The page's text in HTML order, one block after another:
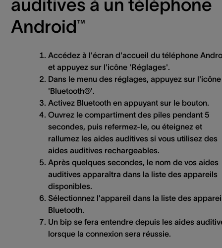
auditives à un téléphone
Android™
Accédez à l'écran d'accueil du téléphone
et appuyez sur l'icône 'Réglages'.
Dans le menu des réglages, appuyez sur l'icône
'Bluetooth®'.
Activez Bluetooth en appuyant sur le bouton.
Ouvrez le compartiment des piles pendant 5
secondes, puis refermez-le, ou éteignez et
rallumez les aides auditives si vous utilisez des
aides auditives rechargeables.
Après quelques secondes, le nom de vos aides
auditives apparaîtra dans la liste des appareils
disponibles.
Sélectionnez l'appareil dans la liste des
Bluetooth.
Un bip se fera entendre depuis les aides
lorsque la connexion sera réussie.